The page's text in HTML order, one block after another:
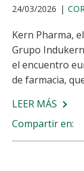
24/03/2026
Kern Pharma,
Grupo
el encuentro
de farmacia,
LEER MÁS SOBRE
KERN
Compartir en: